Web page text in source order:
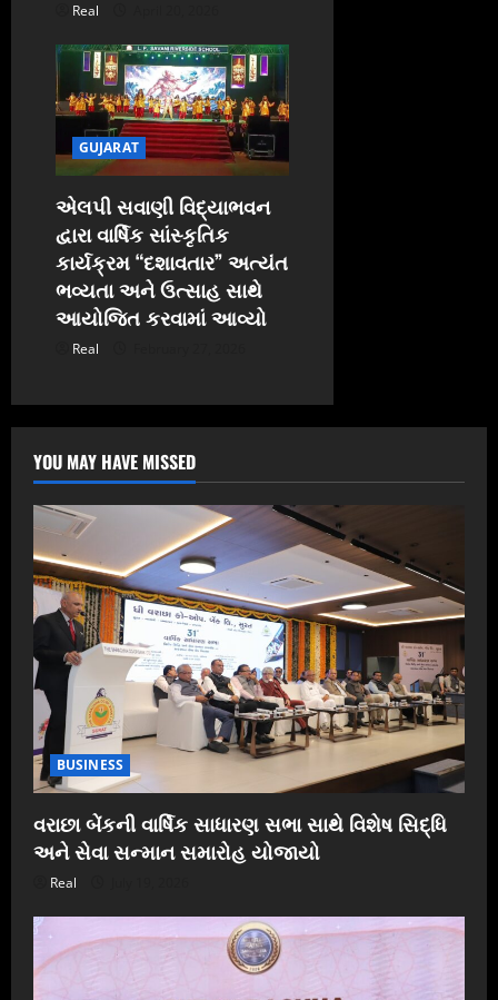
Real
GUJARAT
એલપી સવાણી વિદ્યાભવન
દ્વારા વાર્ષિક સાંસ્કૃતિક
કાર્યક્રમ “દશાવતાર” અત્યંત
ભવ્યતા અને ઉત્સાહ સાથે
આયોજિત કરવામાં આવ્યો
Real
YOU MAY HAVE MISSED
BUSINESS
વરાછા બેંકની વાર્ષિક સાધારણ સભા સાથે વિશેષ સિદ્ધિ
અને સેવા સન્માન સમારોહ યોજાયો
Real